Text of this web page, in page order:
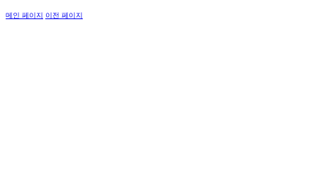
메인 페이지 이전 페이지